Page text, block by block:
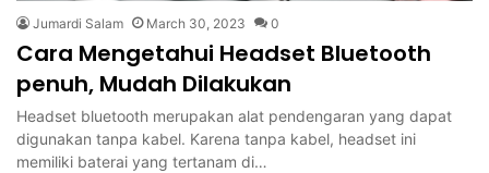
Jumardi Salam March 30, 2023 0
Cara Mengetahui Headset Bluetooth
penuh, Mudah Dilakukan
Headset bluetooth merupakan alat pendengaran yang dapat
digunakan tanpa kabel. Karena tanpa kabel, headset ini
memiliki baterai yang tertanam di…